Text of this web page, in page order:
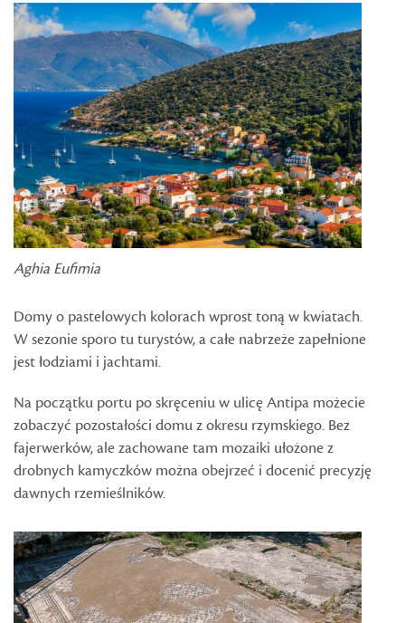
Aghia Eufimia
Domy o pastelowych kolorach wprost toną w kwiatach.
W sezonie sporo tu turystów, a całe nabrzeże zapełnione
jest łodziami i jachtami.
Na początku portu po skręceniu w ulicę Antipa możecie
zobaczyć pozostałości domu z okresu rzymskiego. Bez
fajerwerków, ale zachowane tam mozaiki ułożone z
drobnych kamyczków można obejrzeć i docenić precyzję
dawnych rzemieślników.